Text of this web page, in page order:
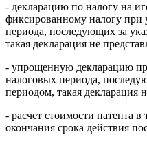
- декларацию по налогу на
фиксированному налогу при
периода, последующих за
такая декларация не
- упрощенную декларацию
налоговых периода,
периодом, такая декларация
- расчет стоимости патента в
окончания срока действия